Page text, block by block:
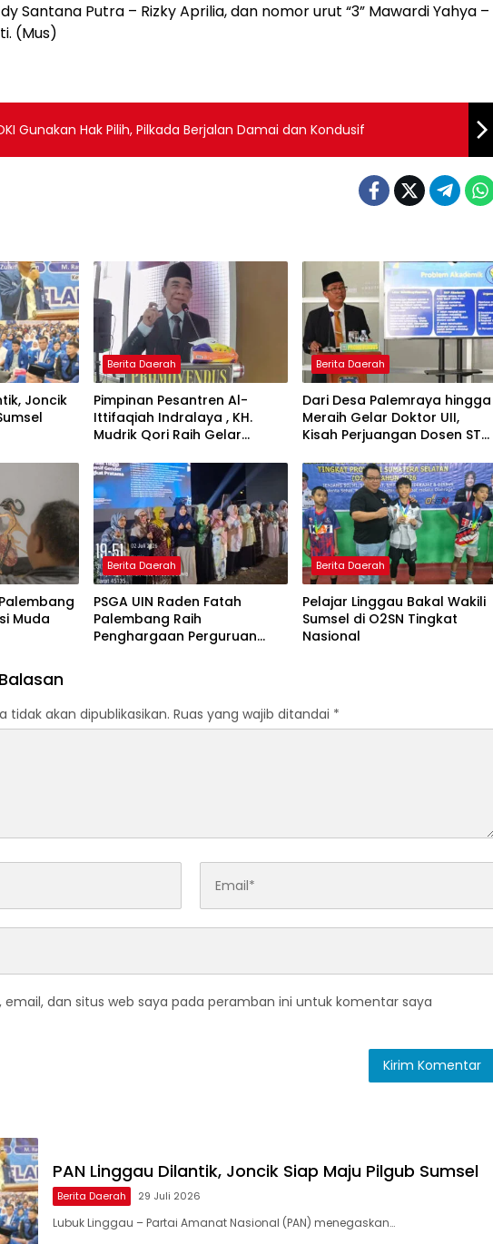
Santana Putra – Rizky Aprilia, dan nomor urut “3” Mawardi Yahya –
(Mus)
Gunakan Hak Pilih, Pilkada Berjalan Damai dan Kondusif
Joncik
Berita Daerah
Pimpinan Pesantren Al-
Ittifaqiah Indralaya , KH.
Mudrik Qori Raih Gelar
Model Pembelajaran
Nagham Al-Qur’an di UMM
Berita Daerah
Dari Desa Palemraya hingga
Meraih Gelar Doktor UII,
Kisah Perjuangan Dosen STAI
Menjadi Driver Taksi Online
Muda
Berita Daerah
PSGA UIN Raden Fatah
Palembang Raih
Penghargaan Perguruan
Berita Daerah
Pelajar Linggau Bakal Wakili
Sumsel di O2SN Tingkat
Nasional
tidak akan dipublikasikan. Ruas yang wajib ditandai *
email, dan situs web saya pada peramban ini untuk komentar saya
PAN Linggau Dilantik, Joncik Siap Maju Pilgub Sumsel
Berita Daerah 29 Juli 2026
Lubuk Linggau – Partai Amanat Nasional (PAN) menegaskan…